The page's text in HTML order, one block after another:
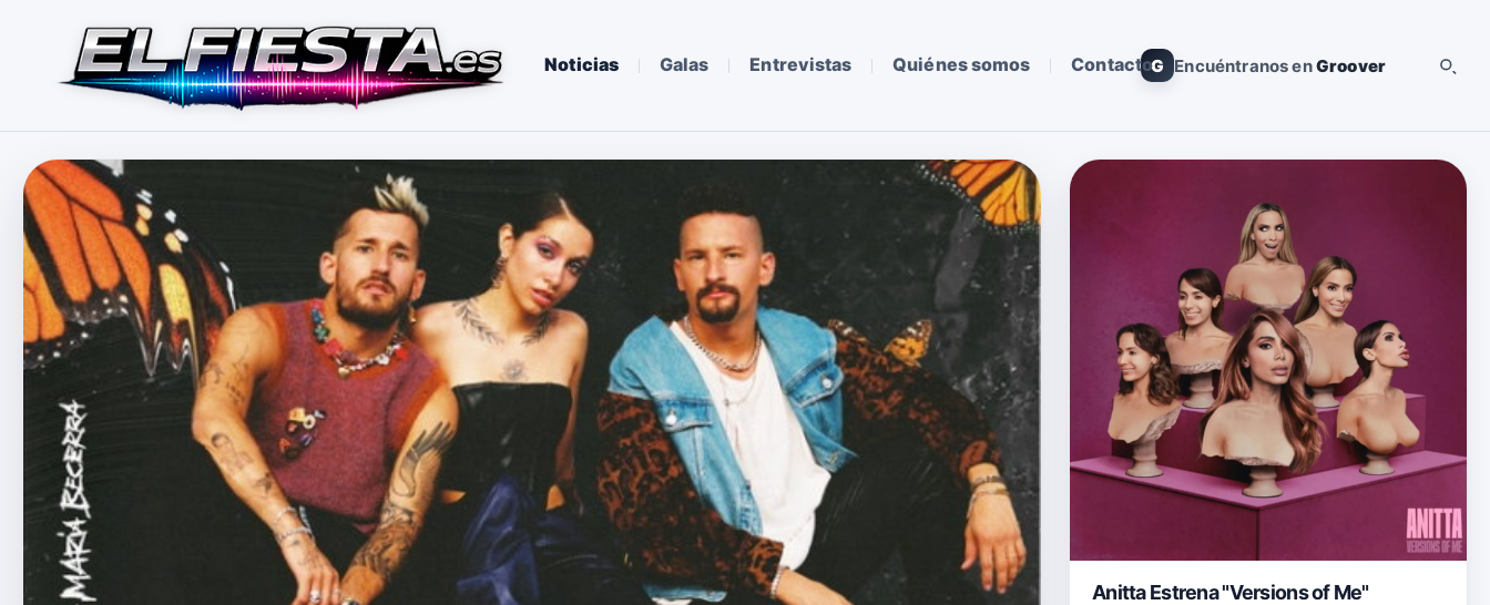
Noticias Galas Entrevistas Quiénes somos ContactoG Encuéntranos enGroover
Anitta Estrena "Versions of Me"